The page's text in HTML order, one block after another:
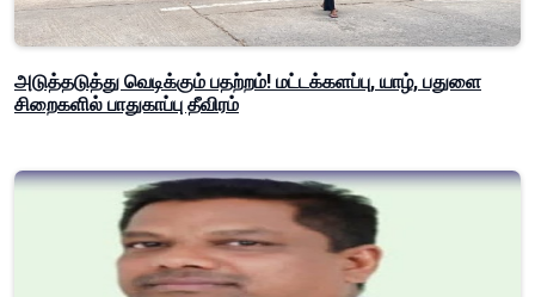
அடுத்தடுத்து வெடிக்கும் பதற்றம்! மட்டக்களப்பு, யாழ், பதுளை
சிறைகளில் பாதுகாப்பு தீவிரம்